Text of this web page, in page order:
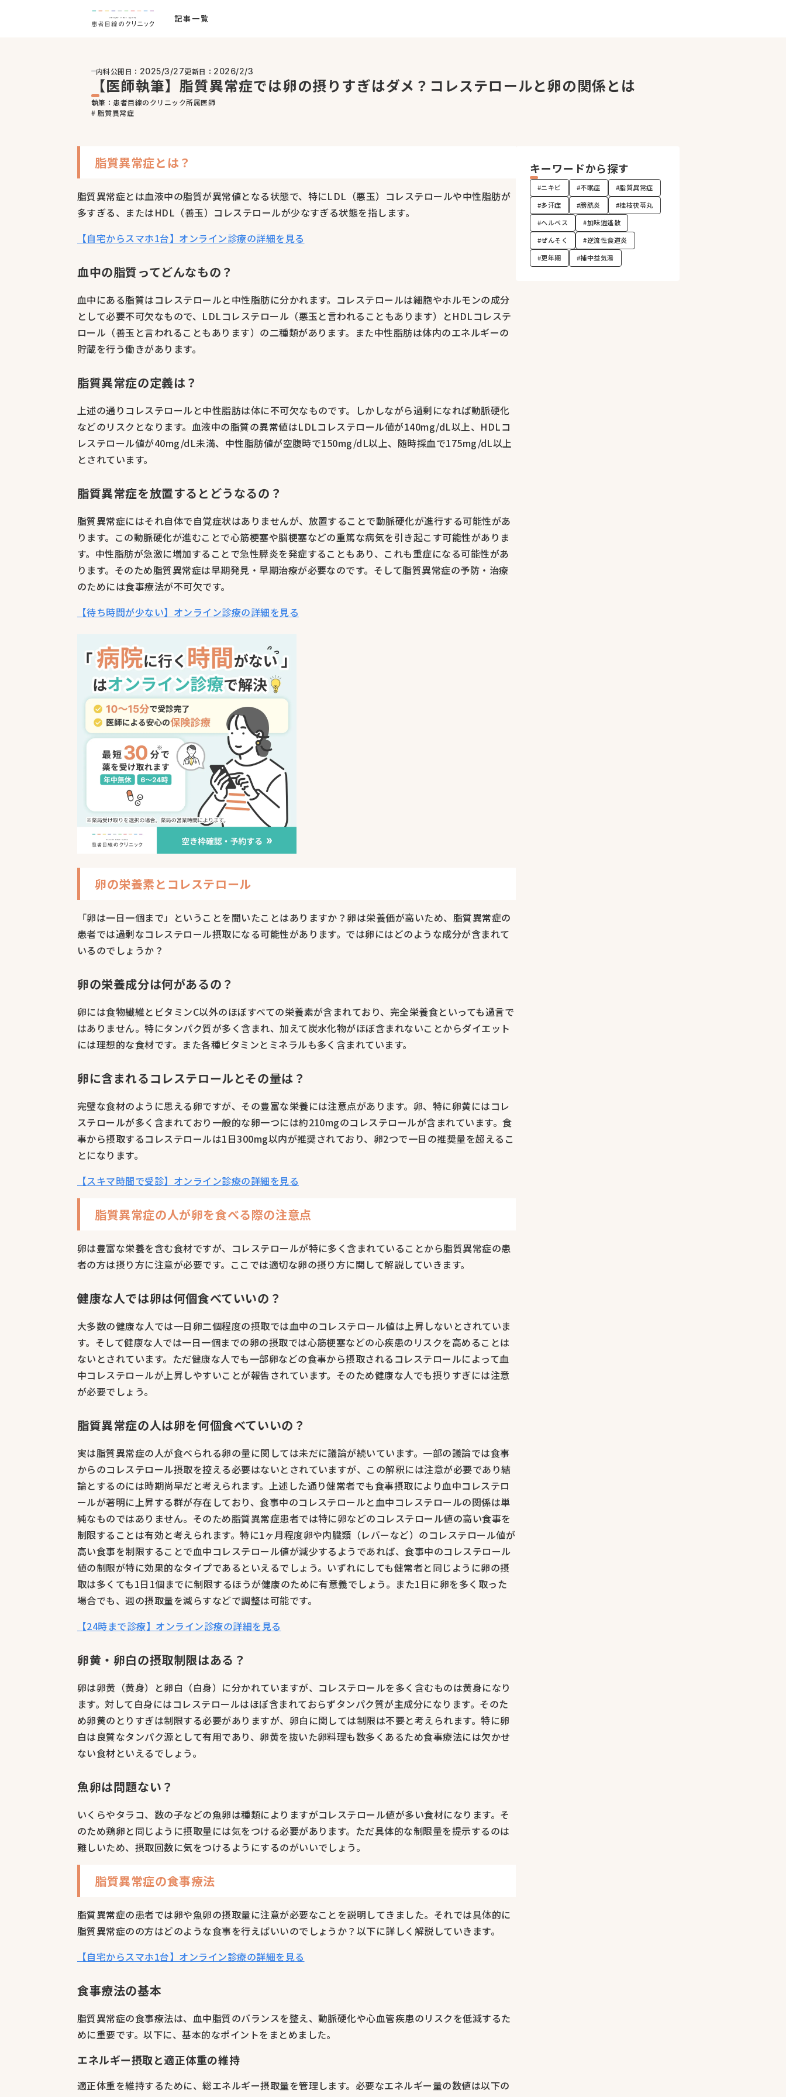
記事一覧
内科公開日： 2025/3/27更新日： 2026/2/3
【医師執筆】脂質異常症では卵の摂りすぎはダメ？コレステロールと卵の関係とは
執筆：患者目線のクリニック所属医師
# 脂質異常症
脂質異常症とは？
脂質異常症とは血液中の脂質が異常値となる状態で、特にLDL（悪玉）コレステロールや中性脂肪が
多すぎる、またはHDL（善玉）コレステロールが少なすぎる状態を指します。
【自宅からスマホ1台】オンライン診療の詳細を見る
血中の脂質ってどんなもの？
血中にある脂質はコレステロールと中性脂肪に分かれます。コレステロールは細胞やホルモンの成分
として必要不可欠なもので、LDLコレステロール（悪玉と言われることもあります）とHDLコレステ
ロール（善玉と言われることもあります）の二種類があります。また中性脂肪は体内のエネルギーの
貯蔵を行う働きがあります。
脂質異常症の定義は？
上述の通りコレステロールと中性脂肪は体に不可欠なものです。しかしながら過剰になれば動脈硬化
などのリスクとなります。血液中の脂質の異常値はLDLコレステロール値が140mg/dL以上、HDLコ
レステロール値が40mg/dL未満、中性脂肪値が空腹時で150mg/dL以上、随時採血で175mg/dL以上
とされています。
脂質異常症を放置するとどうなるの？
脂質異常症にはそれ自体で自覚症状はありませんが、放置することで動脈硬化が進行する可能性があ
ります。この動脈硬化が進むことで心筋梗塞や脳梗塞などの重篤な病気を引き起こす可能性がありま
す。中性脂肪が急激に増加することで急性膵炎を発症することもあり、これも重症になる可能性があ
ります。そのため脂質異常症は早期発見・早期治療が必要なのです。そして脂質異常症の予防・治療
のためには食事療法が不可欠です。
【待ち時間が少ない】オンライン診療の詳細を見る
卵の栄養素とコレステロール
「卵は一日一個まで」ということを聞いたことはありますか？卵は栄養価が高いため、脂質異常症の
患者では過剰なコレステロール摂取になる可能性があります。では卵にはどのような成分が含まれて
いるのでしょうか？
卵の栄養成分は何があるの？
卵には食物繊維とビタミンC以外のほぼすべての栄養素が含まれており、完全栄養食といっても過言で
はありません。特にタンパク質が多く含まれ、加えて炭水化物がほぼ含まれないことからダイエット
には理想的な食材です。また各種ビタミンとミネラルも多く含まれています。
卵に含まれるコレステロールとその量は？
完璧な食材のように思える卵ですが、その豊富な栄養には注意点があります。卵、特に卵黄にはコレ
ステロールが多く含まれており一般的な卵一つには約210mgのコレステロールが含まれています。食
事から摂取するコレステロールは1日300mg以内が推奨されており、卵2つで一日の推奨量を超えるこ
とになります。
【スキマ時間で受診】オンライン診療の詳細を見る
脂質異常症の人が卵を食べる際の注意点
卵は豊富な栄養を含む食材ですが、コレステロールが特に多く含まれていることから脂質異常症の患
者の方は摂り方に注意が必要です。ここでは適切な卵の摂り方に関して解説していきます。
健康な人では卵は何個食べていいの？
大多数の健康な人では一日卵二個程度の摂取では血中のコレステロール値は上昇しないとされていま
す。そして健康な人では一日一個までの卵の摂取では心筋梗塞などの心疾患のリスクを高めることは
ないとされています。ただ健康な人でも一部卵などの食事から摂取されるコレステロールによって血
中コレステロールが上昇しやすいことが報告されています。そのため健康な人でも摂りすぎには注意
が必要でしょう。
脂質異常症の人は卵を何個食べていいの？
実は脂質異常症の人が食べられる卵の量に関しては未だに議論が続いています。一部の議論では食事
からのコレステロール摂取を控える必要はないとされていますが、この解釈には注意が必要であり結
論とするのには時期尚早だと考えられます。上述した通り健常者でも食事摂取により血中コレステロ
ールが著明に上昇する群が存在しており、食事中のコレステロールと血中コレステロールの関係は単
純なものではありません。そのため脂質異常症患者では特に卵などのコレステロール値の高い食事を
制限することは有効と考えられます。特に1ヶ月程度卵や内臓類（レバーなど）のコレステロール値が
高い食事を制限することで血中コレステロール値が減少するようであれば、食事中のコレステロール
値の制限が特に効果的なタイプであるといえるでしょう。いずれにしても健常者と同じように卵の摂
取は多くても1日1個までに制限するほうが健康のために有意義でしょう。また1日に卵を多く取った
場合でも、週の摂取量を減らすなどで調整は可能です。
【24時まで診療】オンライン診療の詳細を見る
卵黄・卵白の摂取制限はある？
卵は卵黄（黄身）と卵白（白身）に分かれていますが、コレステロールを多く含むものは黄身になり
ます。対して白身にはコレステロールはほぼ含まれておらずタンパク質が主成分になります。そのた
め卵黄のとりすぎは制限する必要がありますが、卵白に関しては制限は不要と考えられます。特に卵
白は良質なタンパク源として有用であり、卵黄を抜いた卵料理も数多くあるため食事療法には欠かせ
ない食材といえるでしょう。
魚卵は問題ない？
いくらやタラコ、数の子などの魚卵は種類によりますがコレステロール値が多い食材になります。そ
のため鶏卵と同じように摂取量には気をつける必要があります。ただ具体的な制限量を提示するのは
難しいため、摂取回数に気をつけるようにするのがいいでしょう。
脂質異常症の食事療法
脂質異常症の患者では卵や魚卵の摂取量に注意が必要なことを説明してきました。それでは具体的に
脂質異常症のの方はどのような食事を行えばいいのでしょうか？以下に詳しく解説していきます。
【自宅からスマホ1台】オンライン診療の詳細を見る
食事療法の基本
脂質異常症の食事療法は、血中脂質のバランスを整え、動脈硬化や心血管疾患のリスクを低減するた
めに重要です。以下に、基本的なポイントをまとめました。
エネルギー摂取と適正体重の維持
適正体重を維持するために、総エネルギー摂取量を管理します。必要なエネルギー量の数値は以下の
キーワードから探す
#ニキビ #不眠症
#脂質異常症
#多汗症
#膀胱炎
#桂枝茯苓丸
#ヘルペス
#加味逍遙散
#ぜんそく
#逆流性食道炎
#更年期
#補中益気湯